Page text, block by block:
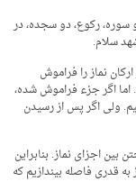
سوره، رکوع، دو سجده، در
سلام.
نماز را فراموش
اما اگر جزء فراموش شده،
ولی اگر پس از رسیدن
اجزای نماز. بنابراین
قدری فاصله بیندازیم که